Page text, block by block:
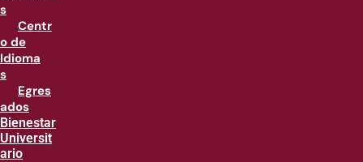
s
Centr
o de
Idioma
s
Egres
ados
Bienestar
Universit
ario